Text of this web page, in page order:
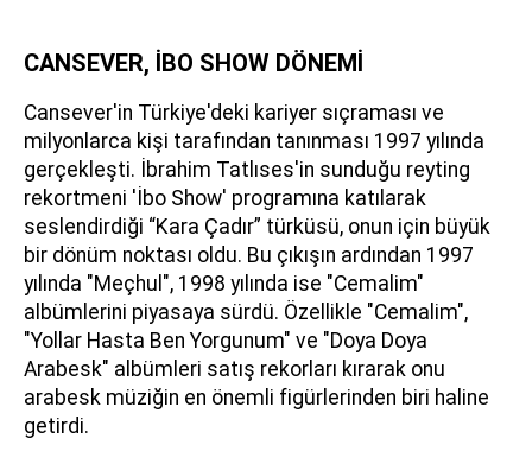
CANSEVER, İBO SHOW DÖNEMİ
Cansever'in Türkiye'deki kariyer sıçraması ve
milyonlarca kişi tarafından tanınması 1997 yılında
gerçekleşti. İbrahim Tatlıses'in sunduğu reyting
rekortmeni 'İbo Show' programına katılarak
seslendirdiği “Kara Çadır” türküsü, onun için büyük
bir dönüm noktası oldu. Bu çıkışın ardından 1997
yılında "Meçhul", 1998 yılında ise "Cemalim"
albümlerini piyasaya sürdü. Özellikle "Cemalim",
"Yollar Hasta Ben Yorgunum" ve "Doya Doya
Arabesk" albümleri satış rekorları kırarak onu
arabesk müziğin en önemli figürlerinden biri haline
getirdi.